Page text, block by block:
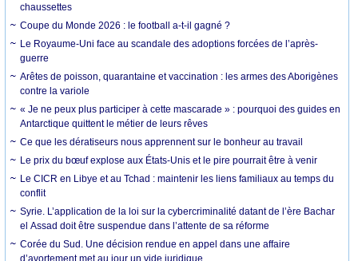
chaussettes
Coupe du Monde 2026 : le football a-t-il gagné ?
Le Royaume-Uni face au scandale des adoptions forcées de l’après-
guerre
Arêtes de poisson, quarantaine et vaccination : les armes des Aborigènes
contre la variole
« Je ne peux plus participer à cette mascarade » : pourquoi des guides en
Antarctique quittent le métier de leurs rêves
Ce que les dératiseurs nous apprennent sur le bonheur au travail
Le prix du bœuf explose aux États-Unis et le pire pourrait être à venir
Le CICR en Libye et au Tchad : maintenir les liens familiaux au temps du
conflit
Syrie. L’application de la loi sur la cybercriminalité datant de l’ère Bachar
el Assad doit être suspendue dans l’attente de sa réforme
Corée du Sud. Une décision rendue en appel dans une affaire
d’avortement met au jour un vide juridique